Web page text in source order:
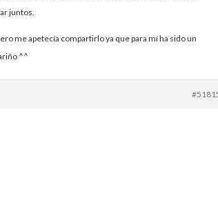
juntos.
me apetecía compartirlo ya que para mí ha sido un
^^